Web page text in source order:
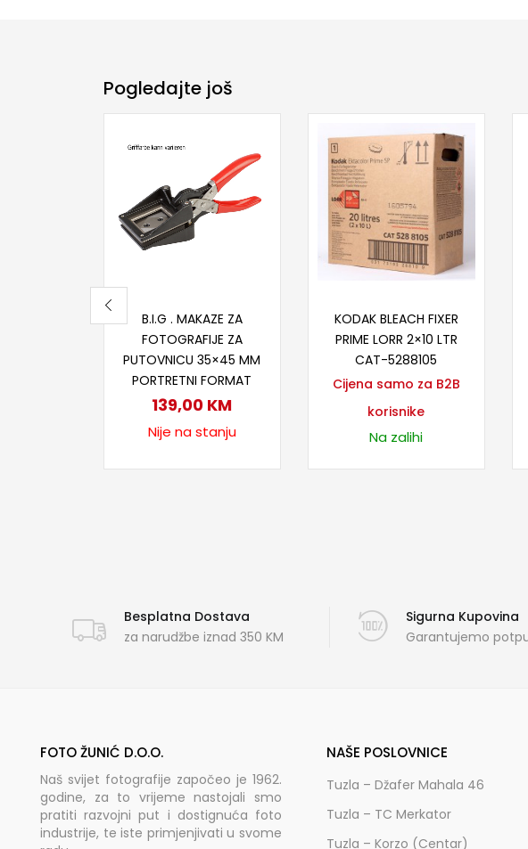
Pogledajte još
B.I.G . MAKAZE ZA
FOTOGRAFIJE ZA
PUTOVNICU 35×45 MM
PORTRETNI FORMAT
139,00 KM
Nije na stanju
KODAK BLEACH FIXER
PRIME LORR 2×10 LTR
CAT-5288105
Cijena samo za B2B
korisnike
Na zalihi
Besplatna Dostava
za narudžbe iznad 350 KM
Sigurna Kupovina
Garantujemo
FOTO ŽUNIĆ D.O.O.
Naš svijet fotografije započeo je 1962.
godine, za to vrijeme nastojali smo
pratiti razvojni put i dostignuća foto
industrije, te iste primjenjivati u svome
NAŠE POSLOVNICE
Tuzla – Džafer Mahala 46
Tuzla – TC Merkator
Tuzla – Korzo (Centar)